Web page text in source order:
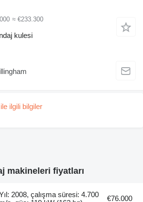
≈ €233.300
kulesi
ilgili bilgiler
makineleri fiyatları
2008, çalışma süresi: 4.700
€76.000